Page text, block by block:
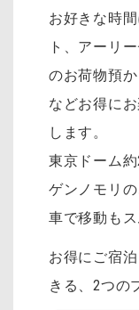
お好きな時
ト、アーリ
のお荷物預
などお得に
します。
東京ドーム
ゲンノモリ
車で移動もス
お得にご宿
きる、2つの